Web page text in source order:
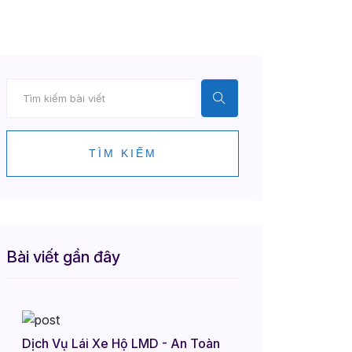
TÌM KIẾM
Bài viết gần đây
Dịch Vụ Lái Xe Hộ LMD - An Toàn